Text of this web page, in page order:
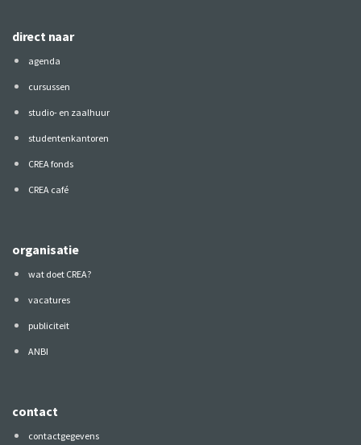
direct naar
agenda
cursussen
studio- en zaalhuur
studentenkantoren
CREA fonds
CREA café
organisatie
wat doet CREA?
vacatures
publiciteit
ANBI
contact
contactgegevens